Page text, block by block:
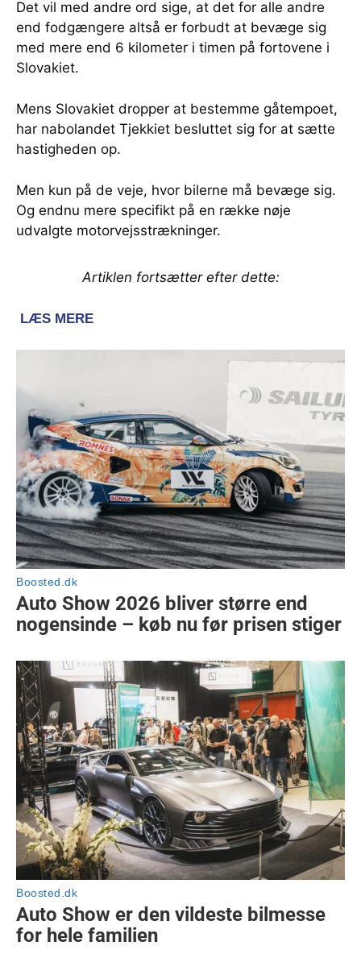
Det vil med andre ord sige, at det for alle andre
end fodgængere altså er forbudt at bevæge sig
med mere end 6 kilometer i timen på fortovene i
Slovakiet.
Mens Slovakiet dropper at bestemme gåtempoet,
har nabolandet Tjekkiet besluttet sig for at sætte
hastigheden op.
Men kun på de veje, hvor bilerne må bevæge sig.
Og endnu mere specifikt på en række nøje
udvalgte motorvejsstrækninger.
Artiklen fortsætter efter dette: